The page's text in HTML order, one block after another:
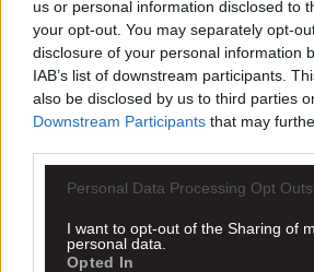
us or personal information disclosed to
your opt-out. You may separately opt-
disclosure of your personal information
IAB’s list of downstream participants.
also be disclosed by us to third parties
Downstream Participants that may
Personal Data Processing Opt Outs
I want to opt-out of the Sharing of
personal data.
Opted In